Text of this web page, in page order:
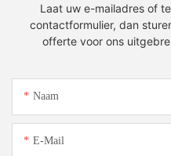
Laat uw e-mailadres of
contactformulier, dan
offerte voor ons
Naam
E-Mail